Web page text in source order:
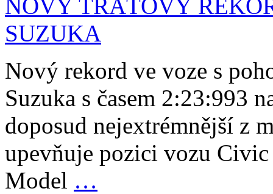
Nový rekord ve voze s
Suzuka s časem 2:23:993
doposud nejextrémnější z
upevňuje pozici vozu
Model …